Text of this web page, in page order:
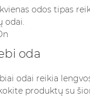
odos tipas
odai.
oda
odai reikia
produktų su